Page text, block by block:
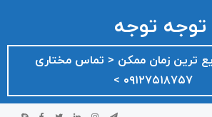
توجه توجه
ترین زمان ممکن ‌< تماس مختاری
۰۹۱۲۷۵۱۸۷۵۷ >